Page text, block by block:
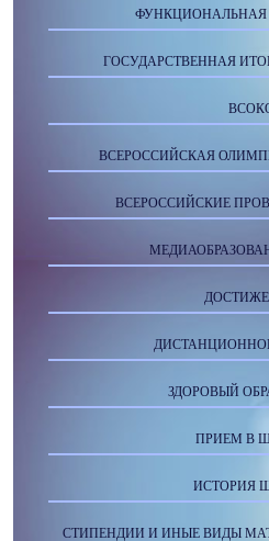
ФУНКЦИОНАЛЬНАЯ
ГОСУДАРСТВЕННАЯ
ВСЕРОССИЙСКАЯ
ВСЕРОССИЙСКИЕ
ЗДОРОВЫЙ
ПРИЕМ В
ИСТОРИЯ
СТИПЕНДИИ И ИНЫЕ ВИДЫ